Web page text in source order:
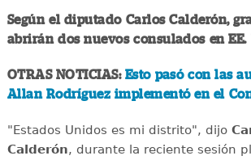
Según el diputado Carlos Calderón,
abrirán dos nuevos consulados en EE.
OTRAS NOTICIAS: Esto pasó con las
Allan Rodríguez implementó en el
"Estados Unidos es mi distrito", dijo
Calderón, durante la reciente sesión